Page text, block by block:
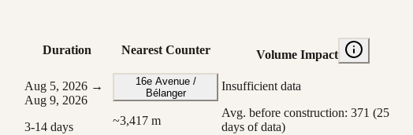
Duration Nearest Counter Volume Impact
Aug 5, 2026 →
Aug 9, 2026
3-14 days
16e Avenue /
Bélanger
~3,417 m
Insufficient data
Avg. before construction: 371 (25
days of data)